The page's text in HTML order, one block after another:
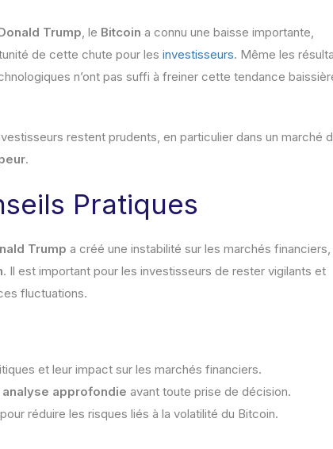
Trump, le Bitcoin a connu une baisse importante,
de cette chute pour les investisseurs. Même les
n’ont pas suffi à freiner cette tendance
restent prudents, en particulier dans un marché
.
Pratiques
Trump a créé une instabilité sur les marchés financiers,
. Il est important pour les investisseurs de rester vigilants et
fluctuations.
et leur impact sur les marchés financiers.
analyse approfondie avant toute prise de décision.
pour réduire les risques liés à la volatilité du Bitcoin.